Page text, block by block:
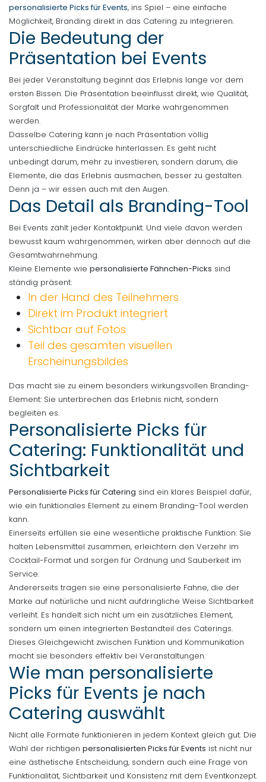
personalisierte Picks für Events, ins Spiel – eine einfache
Möglichkeit, Branding direkt in das Catering zu integrieren.
Die Bedeutung der
Präsentation bei Events
Bei jeder Veranstaltung beginnt das Erlebnis lange vor dem
ersten Bissen. Die Präsentation beeinflusst direkt, wie Qualität,
Sorgfalt und Professionalität der Marke wahrgenommen
werden.
Dasselbe Catering kann je nach Präsentation völlig
unterschiedliche Eindrücke hinterlassen. Es geht nicht
unbedingt darum, mehr zu investieren, sondern darum, die
Elemente, die das Erlebnis ausmachen, besser zu gestalten.
Denn ja – wir essen auch mit den Augen.
Das Detail als Branding-Tool
Bei Events zählt jeder Kontaktpunkt. Und viele davon werden
bewusst kaum wahrgenommen, wirken aber dennoch auf die
Gesamtwahrnehmung.
Kleine Elemente wie personalisierte Fähnchen-Picks sind
ständig präsent:
In der Hand des Teilnehmers
Direkt im Produkt integriert
Sichtbar auf Fotos
Teil des gesamten visuellen
Erscheinungsbildes
Das macht sie zu einem besonders wirkungsvollen Branding-
Element: Sie unterbrechen das Erlebnis nicht, sondern
begleiten es.
Personalisierte Picks für
Catering: Funktionalität und
Sichtbarkeit
Personalisierte Picks für Catering sind ein klares Beispiel dafür,
wie ein funktionales Element zu einem Branding-Tool werden
kann.
Einerseits erfüllen sie eine wesentliche praktische Funktion: Sie
halten Lebensmittel zusammen, erleichtern den Verzehr im
Cocktail-Format und sorgen für Ordnung und Sauberkeit im
Service.
Andererseits tragen sie eine personalisierte Fahne, die der
Marke auf natürliche und nicht aufdringliche Weise Sichtbarkeit
verleiht. Es handelt sich nicht um ein zusätzliches Element,
sondern um einen integrierten Bestandteil des Caterings.
Dieses Gleichgewicht zwischen Funktion und Kommunikation
macht sie besonders effektiv bei Veranstaltungen.
Wie man personalisierte
Picks für Events je nach
Catering auswählt
Nicht alle Formate funktionieren in jedem Kontext gleich gut. Die
Wahl der richtigen personalisierten Picks für Events ist nicht nur
eine ästhetische Entscheidung, sondern auch eine Frage von
Funktionalität, Sichtbarkeit und Konsistenz mit dem Eventkonzept.